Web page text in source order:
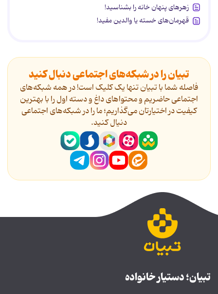
زهرهای پنهان خانه را بشناسید!
قهرمان‌های خسته یا والدین مفید!
تبیان را در شبکه‌های اجتماعی دنبال کنید
فاصله شما با تبیان تنها یک کلیک است! در همه شبکه‌های
اجتماعی حاضریم و محتواهای داغ و دسته اول را با بهترین
کیفیت در اختیارتان می‌گذاریم؛ ما را در شبکه‌های اجتماعی
دنیال کنید.
تبیان؛ دستیار خانواده